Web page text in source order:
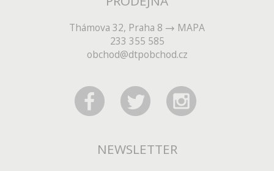
Thámova 32, Praha 8
MAPA
233 355 585
obchod@dtpobchod.cz
NEWSLETTER